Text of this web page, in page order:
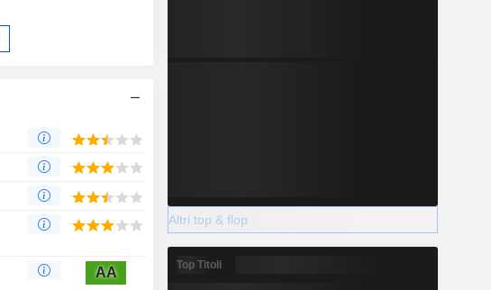
AA
Altri top & flop
Top Titoli